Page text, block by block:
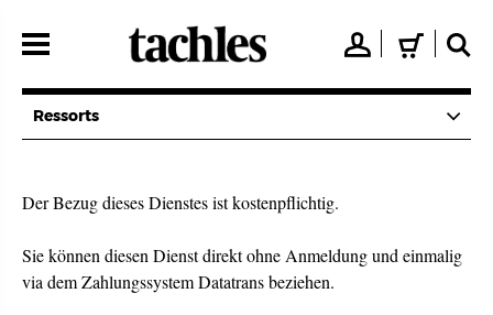
zum
👤 🛒 🔍
Ressorts
Der Bezug dieses Dienstes ist kostenpflichtig.
Sie können diesen Dienst direkt ohne Anmeldung und einmalig
via dem Zahlungssystem Datatrans beziehen.